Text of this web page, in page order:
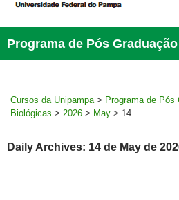
Cursos da Unipampa > Programa de Pós
Biológicas > 2026 > May > 14
Daily Archives: 14 de May de